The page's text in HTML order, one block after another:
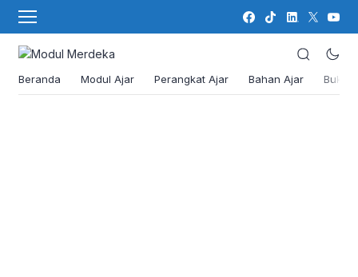
Beranda Modul Ajar Perangkat Ajar Bahan Ajar Buku